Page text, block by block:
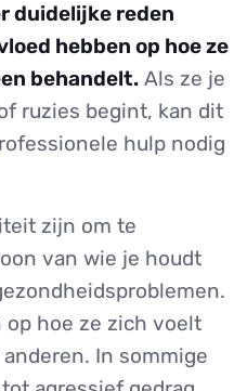
duidelijke reden
hebben op hoe ze
behandelt. Als ze je
ruzies begint, kan dit
hulp nodig
zijn om te
van wie je houdt
hoe ze zich voelt
In sommige